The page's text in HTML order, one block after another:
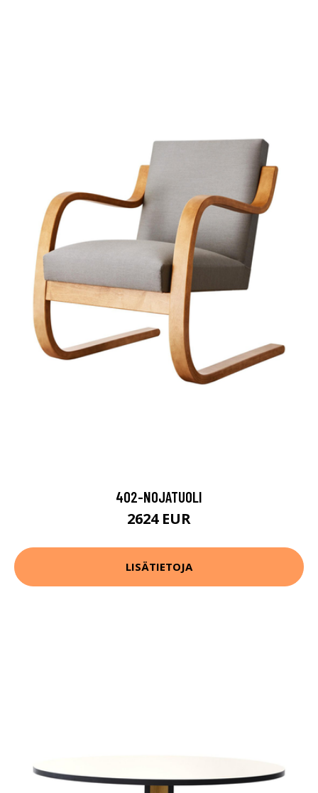
402-NOJATUOLI
2624 EUR
LISÄTIETOJA